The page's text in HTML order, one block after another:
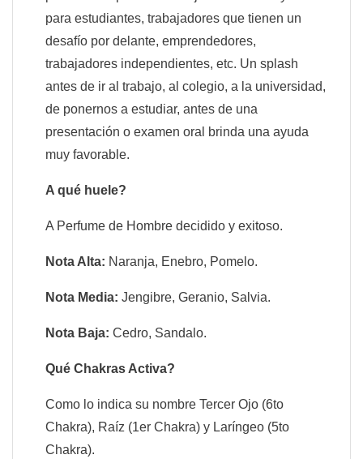
para estudiantes, trabajadores que tienen un
desafío por delante, emprendedores,
trabajadores independientes, etc. Un splash
antes de ir al trabajo, al colegio, a la universidad,
de ponernos a estudiar, antes de una
presentación o examen oral brinda una ayuda
muy favorable.
A qué huele?
A Perfume de Hombre decidido y exitoso.
Nota Alta: Naranja, Enebro, Pomelo.
Nota Media: Jengibre, Geranio, Salvia.
Nota Baja: Cedro, Sandalo.
Qué Chakras Activa?
Como lo indica su nombre Tercer Ojo (6to
Chakra), Raíz (1er Chakra) y Laríngeo (5to
Chakra).